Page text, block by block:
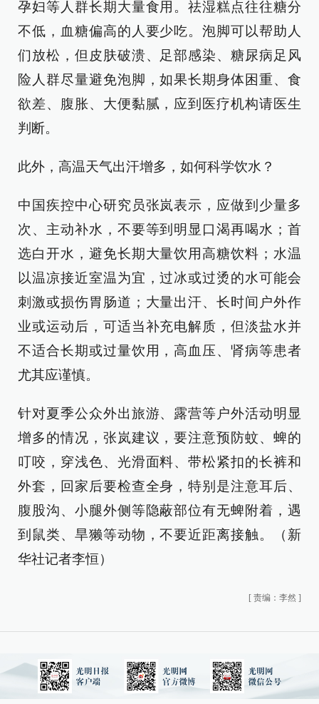
孕妇等人群长期大量食用。祛湿糕点往往糖分
不低，血糖偏高的人要少吃。泡脚可以帮助人
们放松，但皮肤破溃、足部感染、糖尿病足风
险人群尽量避免泡脚，如果长期身体困重、食
欲差、腹胀、大便黏腻，应到医疗机构请医生
判断。
此外，高温天气出汗增多，如何科学饮水？
中国疾控中心研究员张岚表示，应做到少量多
次、主动补水，不要等到明显口渴再喝水；首
选白开水，避免长期大量饮用高糖饮料；水温
以温凉接近室温为宜，过冰或过烫的水可能会
刺激或损伤胃肠道；大量出汗、长时间户外作
业或运动后，可适当补充电解质，但淡盐水并
不适合长期或过量饮用，高血压、肾病等患者
尤其应谨慎。
针对夏季公众外出旅游、露营等户外活动明显
增多的情况，张岚建议，要注意预防蚊、蜱的
叮咬，穿浅色、光滑面料、带松紧扣的长裤和
外套，回家后要检查全身，特别是注意耳后、
腹股沟、小腿外侧等隐蔽部位有无蜱附着，遇
到鼠类、旱獭等动物，不要近距离接触。（新
华社记者李恒）
[ 责编：李然 ]